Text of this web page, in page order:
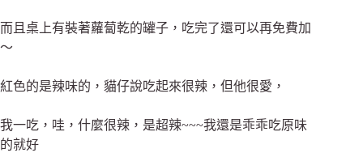
而且桌上有裝著蘿蔔乾的罐子，吃完了還可以再免費加
～
紅色的是辣味的，貓仔說吃起來很辣，但他很愛，
我一吃，哇，什麼很辣，是超辣~~~我還是乖乖吃原味
的就好